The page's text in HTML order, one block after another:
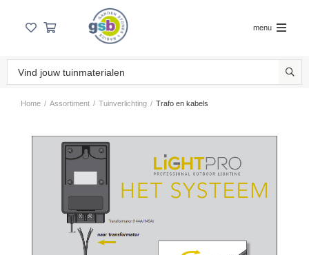
menu
Home / Assortiment / Tuinverlichting / Trafo en kabels